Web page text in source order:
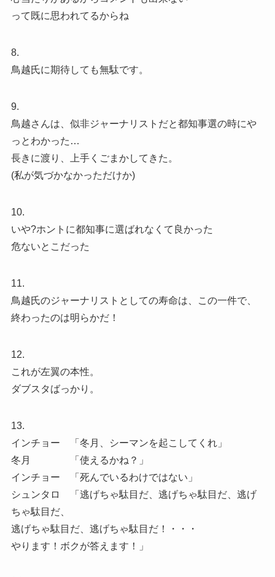
って既に思われてるからね
8.
鳥越氏に期待しても無駄です。
9.
鳥越さんは、似非ジャーナリストだと都知事選の時にや
っとわかった…
長きに渡り、上手くごまかしてきた。
(私が気づかなかっただけか)
10.
いや?ホントに都知事に選ばれなくて良かった
危ないとこだった
11.
鳥越氏のジャーナリストとしての寿命は、この一件で、
終わったのは明らかだ！
12.
これが左翼の本性。
ダブスタばっかり。
13.
インチョー 「冬月、シーマンを起こしてくれ」
冬月 「使えるかね？」
インチョー 「死んでいるわけではない」
シュンタロ 「逃げちゃ駄目だ、逃げちゃ駄目だ、逃げ
ちゃ駄目だ、
逃げちゃ駄目だ、逃げちゃ駄目だ！・・・
やります！ボクが答えます！」